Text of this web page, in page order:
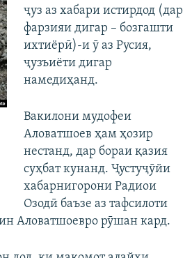
ҷуз аз хабари истирдод (дар
фарзияи дигар – бозгашти
ихтиёрӣ)-и ӯ аз Русия,
ҷузъиёти дигар
намедиҳанд.
Вакилони мудофеи
Аловатшоев ҳам ҳозир
нестанд, дар бораи қазия
суҳбат кунанд. Ҷустуҷӯйи
хабарнигорони Радиои
Озодӣ баъзе аз тафсилоти
Аловатшоевро рӯшан кард.